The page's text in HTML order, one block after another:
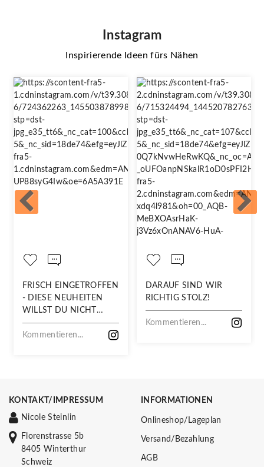
Instagram
Inspirierende Ideen fürs Nähen
FRISCH EINGETROFFEN
- DIESE NEUHEITEN
WILLST DU NICHT
VERPASSEN!
Kommentieren...
DARAUF SIND WIR
RICHTIG STOLZ!
Kommentieren...
KONTAKT/IMPRESSUM
Nicole Steinlin
Florenstrasse 5b
8405 Winterthur
Schweiz
INFORMATIONEN
Onlineshop/Lageplan
Versand/Bezahlung
AGB